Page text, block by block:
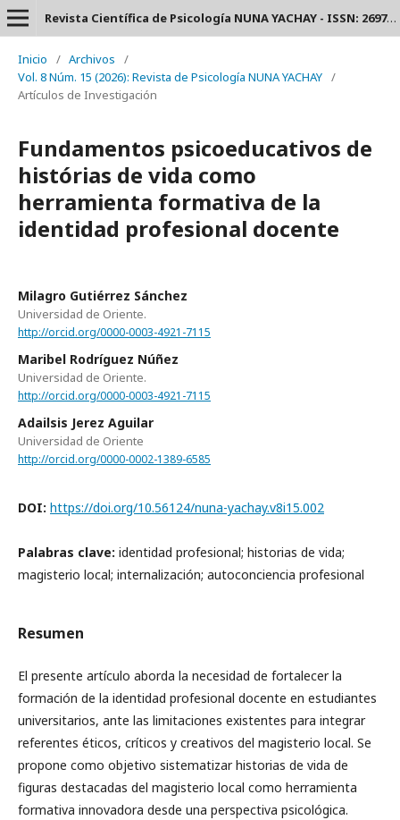
Revista Científica de Psicología NUNA YACHAY - ISSN: 2697-3588.
Inicio / Archivos
/
Vol. 8 Núm. 15 (2026): Revista de Psicología NUNA YACHAY /
Artículos de Investigación
Fundamentos psicoeducativos de
histórias de vida como
herramienta formativa de la
identidad profesional docente
Milagro Gutiérrez Sánchez
Universidad de Oriente.
http://orcid.org/0000-0003-4921-7115
Maribel Rodríguez Núñez
Universidad de Oriente.
http://orcid.org/0000-0003-4921-7115
Adailsis Jerez Aguilar
Universidad de Oriente
http://orcid.org/0000-0002-1389-6585
DOI: https://doi.org/10.56124/nuna-yachay.v8i15.002
Palabras clave: identidad profesional; historias de vida;
magisterio local; internalización; autoconciencia profesional
Resumen
El presente artículo aborda la necesidad de fortalecer la
formación de la identidad profesional docente en estudiantes
universitarios, ante las limitaciones existentes para integrar
referentes éticos, críticos y creativos del magisterio local. Se
propone como objetivo sistematizar historias de vida de
figuras destacadas del magisterio local como herramienta
formativa innovadora desde una perspectiva psicológica.